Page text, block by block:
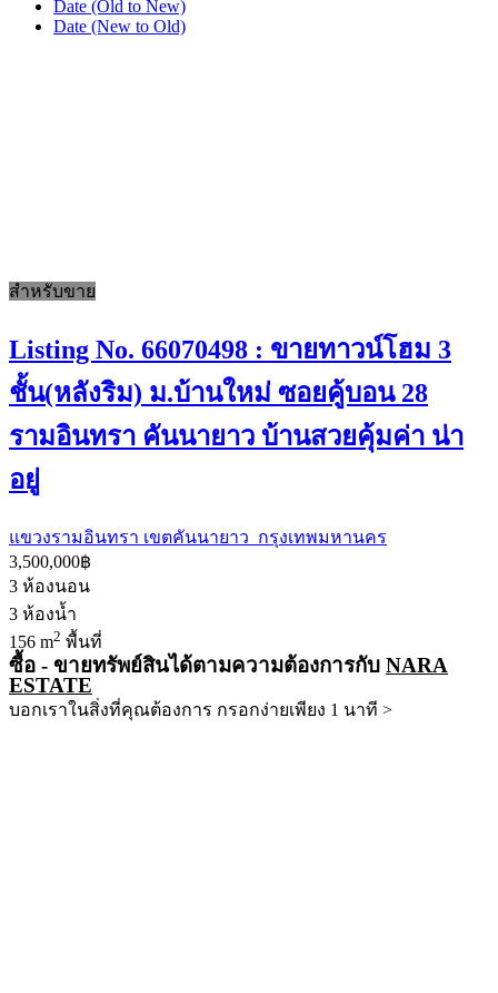
Date (Old to New)
Date (New to Old)
สำหรับขาย
Listing No. 66070498 : ขายทาวน์โฮม 3
ชั้น(หลังริม) ม.บ้านใหม่ ซอยคู้บอน 28
รามอินทรา คันนายาว บ้านสวยคุ้มค่า น่า
อยู่
แขวงรามอินทรา เขตคันนายาว กรุงเทพมหานคร
3,500,000฿
3 ห้องนอน
3 ห้องน้ำ
156 m2 พื้นที่
ซื้อ - ขายทรัพย์สินได้ตามความต้องการกับ NARA
ESTATE
บอกเราในสิ่งที่คุณต้องการ กรอกง่ายเพียง 1 นาที >